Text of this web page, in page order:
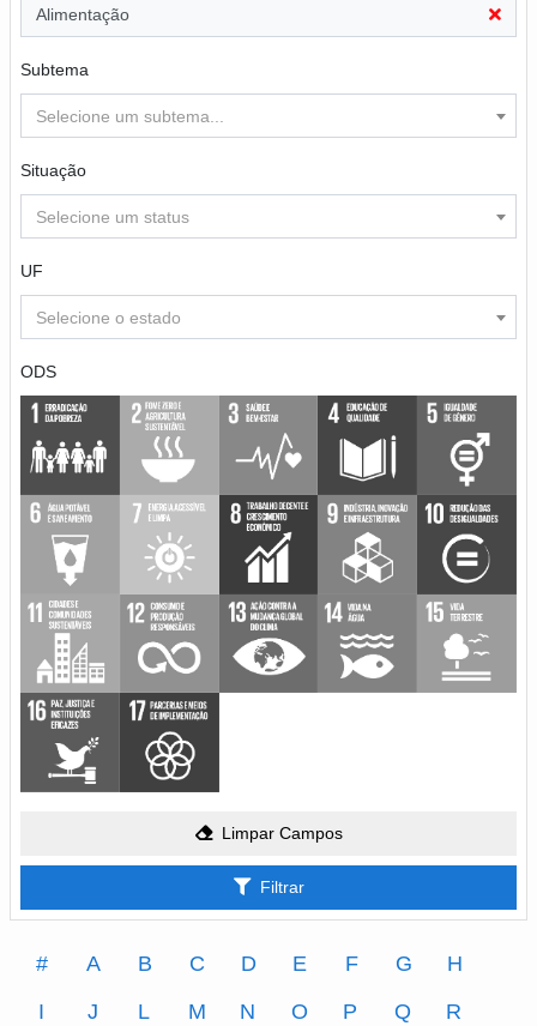
Alimentação
Subtema
Selecione um subtema...
Situação
Selecione um status
UF
Selecione o estado
ODS
Limpar Campos
Filtrar
# A B C D E F G
H
I
J L M N O P Q
R